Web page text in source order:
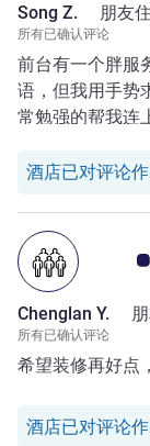
Song Z. 朋友
所有已确认评论
前台有一个胖服
语，但我用手势
常勉强的帮我连
酒店已对评论
客户
Chenglan Y.
所有已确认评论
希望装修再好点
酒店已对评论